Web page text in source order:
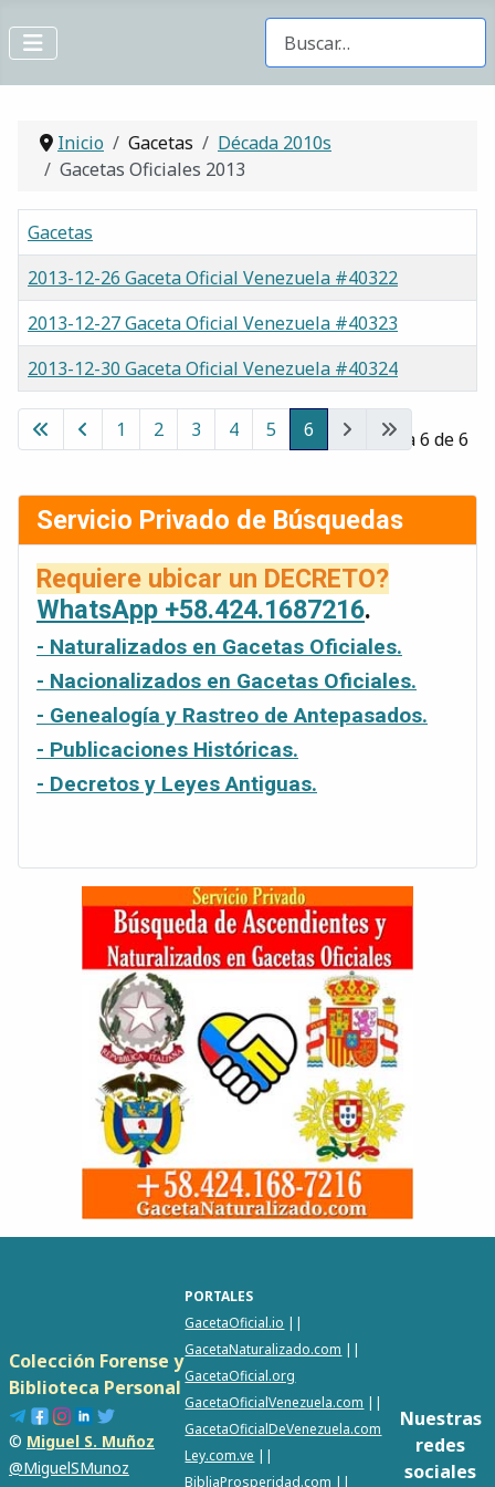
Buscar Gacetas
Inicio Gacetas
Década 2010s
Gacetas Oficiales 2013
Gacetas
Gacetas
2013-12-26 Gaceta Oficial Venezuela #40322
2013-12-27 Gaceta Oficial Venezuela #40323
2013-12-30 Gaceta Oficial Venezuela #40324
Página 6 de 6
1 2 3 4 5 6
Servicio Privado de Búsquedas
Requiere ubicar un DECRETO?
WhatsApp +58.424.1687216.
- Naturalizados en Gacetas Oficiales.
- Nacionalizados en Gacetas Oficiales.
- Genealogía y Rastreo de Antepasados.
- Publicaciones Históricas.
- Decretos y Leyes Antiguas.
Colección Forense y
Biblioteca Personal
© Miguel S. Muñoz
@MiguelSMunoz
PORTALES
GacetaOficial.io ||
GacetaNaturalizado.com ||
GacetaOficial.org
GacetaOficialVenezuela.com ||
GacetaOficialDeVenezuela.com
Ley.com.ve ||
BibliaProsperidad.com ||
Nuestras
redes
sociales